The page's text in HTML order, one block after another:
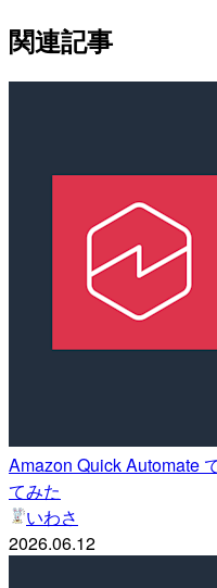
関連記事
Amazon Quick Automate
てみた
いわさ
2026.06.12